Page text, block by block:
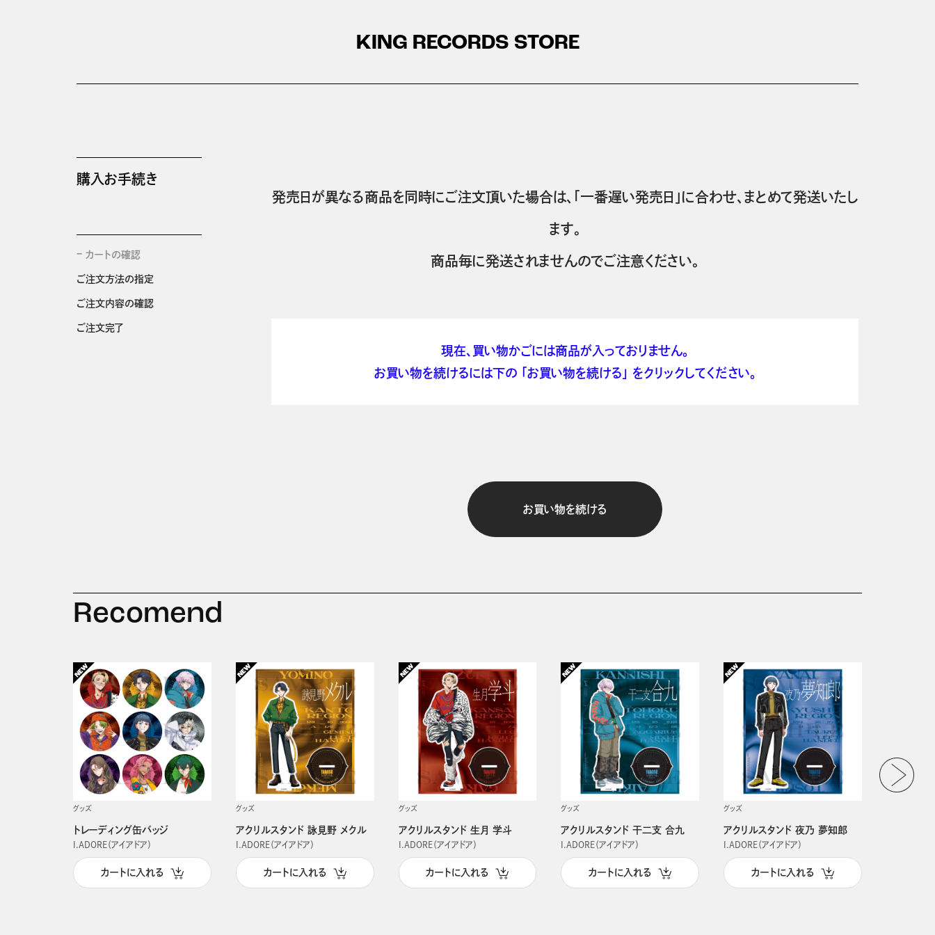
KING RECORDS STORE
購入お手続き
カートの確認
ご注文方法の指定
ご注文内容の確認
ご注文完了
発売日が異なる商品を同時にご注文頂いた場合は、「一番遅い発売日」に合わせ、まとめて発送いたし
ます。
商品毎に発送されませんのでご注意ください。
現在、買い物かごには商品が入っておりません。
お買い物を続けるには下の 「お買い物を続ける」 をクリックしてください。
お買い物を続ける
Recomend
グッズ
トレーディング缶バッジ
I.ADORE（アイアドア）
カートに入れる
グッズ
アクリルスタンド 詠見野 メクル
I.ADORE（アイアドア）
カートに入れる
グッズ
アクリルスタンド 生月 学斗
I.ADORE（アイアドア）
カートに入れる
グッズ
アクリルスタンド 干二支 合九
I.ADORE（アイアドア）
カートに入れる
グッズ
アクリルスタンド 夜乃 夢知郎
I.ADORE（アイアドア）
カートに入れる